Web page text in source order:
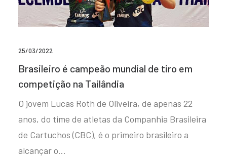
25/03/2022
Brasileiro é campeão mundial de tiro em
competição na Tailândia
O jovem Lucas Roth de Oliveira, de apenas 22
anos, do time de atletas da Companhia Brasileira
de Cartuchos (CBC), é o primeiro brasileiro a
alcançar o…